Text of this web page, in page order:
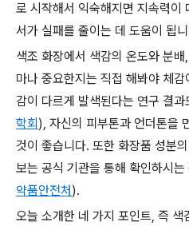
로 시작해서 익숙해지면 지속력이
서가 실패를 줄이는 데 도움이 됩
색조 화장에서 색감의 온도와 분
마나 중요한지는 직접 해봐야 체
감이 다르게 발색된다는 연구 결
학회), 자신의 피부톤과 언더톤을
것이 좋습니다. 또한 화장품 성분
보는 공식 기관을 통해 확인하시
약품안전처).
오늘 소개한 네 가지 포인트, 즉